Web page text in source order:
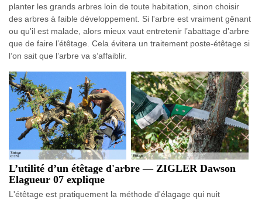
planter les grands arbres loin de toute habitation, sinon choisir
des arbres à faible développement. Si l'arbre est vraiment gênant
ou qu'il est malade, alors mieux vaut entretenir l’abattage d’arbre
que de faire l’étêtage. Cela évitera un traitement poste-étêtage si
l’on sait que l’arbre va s’affaiblir.
L’utilité d’un étêtage d'arbre — ZIGLER Dawson
Elagueur 07 explique
L'étêtage est pratiquement la méthode d'élagage qui nuit